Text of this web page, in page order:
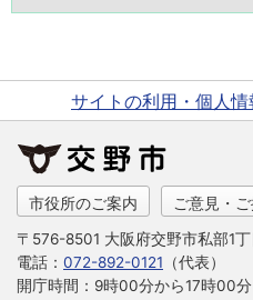
サイトの利用・個人
市役所のご案内 ご意見・
〒576-8501 大阪府交野市私部1丁
電話： 072-892-0121 （代表）
開庁時間：9時00分から17時00